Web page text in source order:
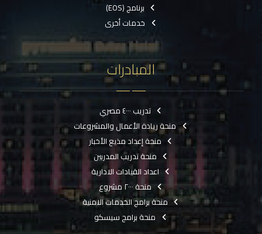
برنامج (EOS)
خدمات أخرى
المبادرات
تدريب ٤٠٠٠ مصري
منحة ريادة الأعمال والمشروعات
منحة إعداد مذيع الأخبار
منحة تدريب المدربين
اعداد القيادات الادارية
منحة ٢٠٠٠ مشروع
منحة برامج الخدمات الامنية
منحة برامج سيسكو